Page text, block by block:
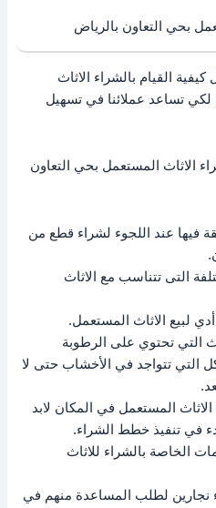
بحي التعاون بالرياض
القيام بالشراء الاثاث
لكي تساعد عملائنا في تسهيل
الاثاث المستعمل بحي التعاون
فيها عند اللجوء لشراء قطع من
التى تتناسب مع الاثاث
لبيع الاثاث المستعمل.
التي تحتوي على الرطوبة
التي تتواجد في الأخشاب حتى لا
المستعمل في المكان لابد
في تنفيذ خطط الشراء.
الخاصة بالشراء للاثاث
نجارين لطلب المساعدة منهم في